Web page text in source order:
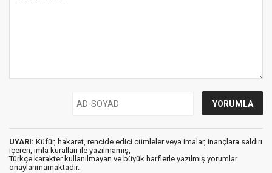
UYARI: Küfür, hakaret, rencide edici cümleler veya imalar, inançlara saldırı
içeren, imla kuralları ile yazılmamış,
Türkçe karakter kullanılmayan ve büyük harflerle yazılmış yorumlar
onaylanmamaktadır.